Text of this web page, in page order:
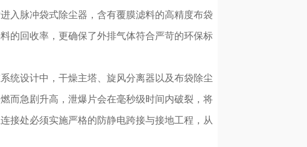
入脉冲袋式除尘器，含有覆膜滤料的高精度布袋
的回收率，更确保了外排气体符合严苛的环保标
统设计中，干燥主塔、旋风分离器以及布袋除尘
而急剧升高，泄爆片会在毫秒级时间内破裂，将
接处必须实施严格的防静电跨接与接地工程，从